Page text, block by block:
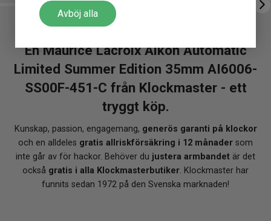
Avböj alla
En Maurice Lacroix Aikon Automatic
Limited Summer Edition 35mm AI6006-
SS00F-451-C från Klockmaster - ett
tryggt köp.
Kunskap, passion, engagemang, generös garanti på klockor
och en alldeles gratis allriskförsäkring i 12 månader som
inte går av för hackor. Behöver du justera armbandet är det
också gratis i alla Klockmasterbutiker. Klockmaster har
funnits sedan 1972 på den Svenska marknaden!